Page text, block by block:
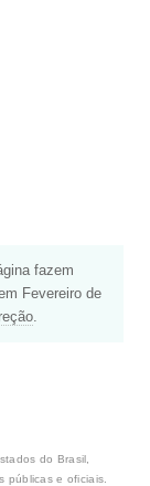
fazem
Fevereiro de
.
do Brasil,
públicas e oficiais.